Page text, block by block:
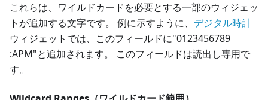
これらは、ワイルドカードを必要とする一部のウィジェッ
トが追加する文字です。 例に示すように、 デジタル時計
ウィジェットでは、このフィールドに"0123456789
:APM"と追加されます。 このフィールドは読出し専用で
す。